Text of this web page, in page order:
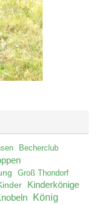
Becherclub
Groß Thondorf
Kinderkönige
König